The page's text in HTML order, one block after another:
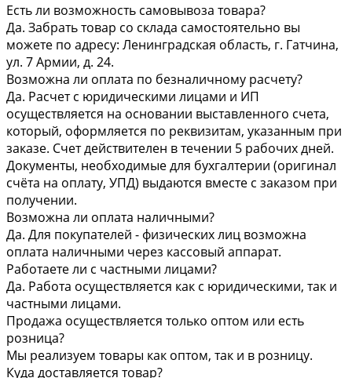
Есть ли возможность самовывоза товара?
Да. Забрать товар со склада самостоятельно вы
можете по адресу: Ленинградская область, г. Гатчина,
ул. 7 Армии, д. 24.
Возможна ли оплата по безналичному расчету?
Да. Расчет с юридическими лицами и ИП
осуществляется на основании выставленного счета,
который, оформляется по реквизитам, указанным при
заказе. Счет действителен в течении 5 рабочих дней.
Документы, необходимые для бухгалтерии (оригинал
счёта на оплату, УПД) выдаются вместе с заказом при
получении.
Возможна ли оплата наличными?
Да. Для покупателей - физических лиц возможна
оплата наличными через кассовый аппарат.
Работаете ли с частными лицами?
Да. Работа осуществляется как с юридическими, так и
частными лицами.
Продажа осуществляется только оптом или есть
розница?
Мы реализуем товары как оптом, так и в розницу.
Куда доставляется товар?